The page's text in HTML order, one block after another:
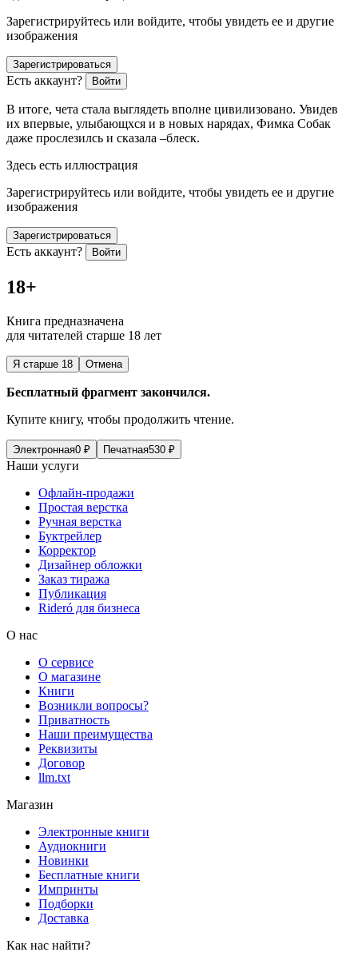
Зарегистрируйтесь или войдите, чтобы увидеть ее и другие
изображения
Зарегистрироваться
Есть аккаунт? Войти
В итоге, чета стала выглядеть вполне цивилизовано. Увидев
их впервые, улыбающхся и в новых нарядах, Фимка Собак
даже прослезилсь и сказала –блеск.
Здесь есть иллюстрация
Зарегистрируйтесь или войдите, чтобы увидеть ее и другие
изображения
Зарегистрироваться
Есть аккаунт? Войти
18+
Книга предназначена
для читателей старше 18 лет
Я старше 18 Отмена
Бесплатный фрагмент закончился.
Купите книгу, чтобы продолжить чтение.
Электронная0 ₽ Печатная530 ₽
Наши услуги
Офлайн-продажи
Простая верстка
Ручная верстка
Буктрейлер
Корректор
Дизайнер обложки
Заказ тиража
Публикация
Rideró для бизнеса
О нас
О сервисе
О магазине
Книги
Возникли вопросы?
Приватность
Наши преимущества
Реквизиты
Договор
llm.txt
Магазин
Электронные книги
Аудиокниги
Новинки
Бесплатные книги
Импринты
Подборки
Доставка
Как нас найти?